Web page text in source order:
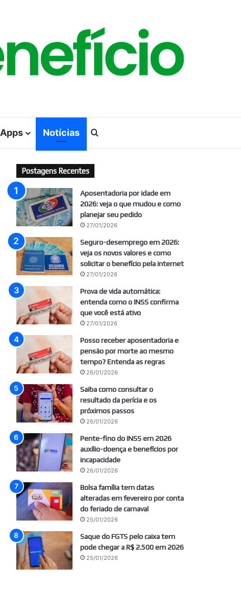
Apps Notícias
Postagens Recentes
Aposentadoria por idade em
2026: veja o que mudou e como
planejar seu pedido
27/01/2026
Seguro-desemprego em 2026:
veja os novos valores e como
solicitar o benefício pela internet
27/01/2026
Prova de vida automática:
entenda como o INSS confirma
que você está ativo
27/01/2026
Posso receber aposentadoria e
pensão por morte ao mesmo
tempo? Entenda as regras
26/01/2026
Saiba como consultar o
resultado da perícia e os
próximos passos
26/01/2026
Pente-fino do INSS em 2026
auxílio-doença e benefícios por
incapacidade
26/01/2026
Bolsa família tem datas
alteradas em fevereiro por conta
do feriado de carnaval
25/01/2026
Saque do FGTS pelo caixa tem
pode chegar a R$ 2.500 em 2026
25/01/2026